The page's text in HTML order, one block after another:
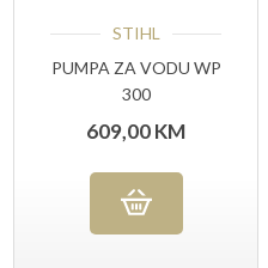
STIHL
PUMPA ZA VODU WP
300
609,00KM